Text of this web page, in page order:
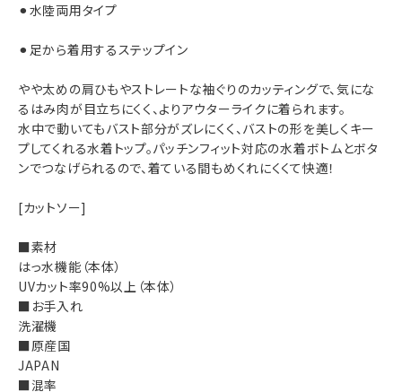
⚫︎水陸両用タイプ
⚫︎足から着用するステップイン
やや太めの肩ひもやストレートな袖ぐりのカッティングで、気にな
るはみ肉が目立ちにくく、よりアウターライクに着られます。
水中で動いてもバスト部分がズレにくく、バストの形を美しくキー
プしてくれる水着トップ。パッチンフィット対応の水着ボトムとボタ
ンでつなげられるので、着ている間もめくれにくくて快適！
[カットソー]
■素材
はっ水機能（本体）
UVカット率90%以上（本体）
■お手入れ
洗濯機
■原産国
JAPAN
■混率